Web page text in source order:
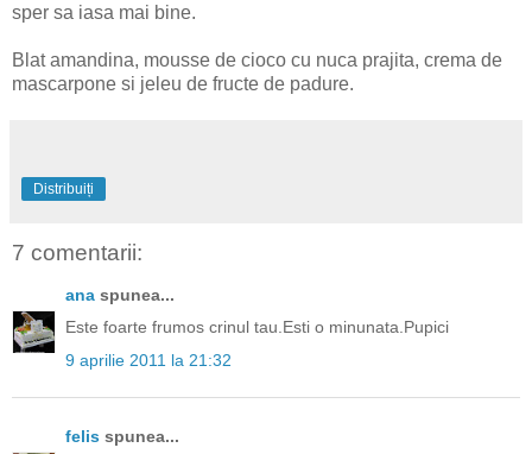
sper sa iasa mai bine.
Blat amandina, mousse de cioco cu nuca prajita, crema de
mascarpone si jeleu de fructe de padure.
Distribuiți
7 comentarii:
ana spunea...
Este foarte frumos crinul tau.Esti o minunata.Pupici
9 aprilie 2011 la 21:32
felis spunea...